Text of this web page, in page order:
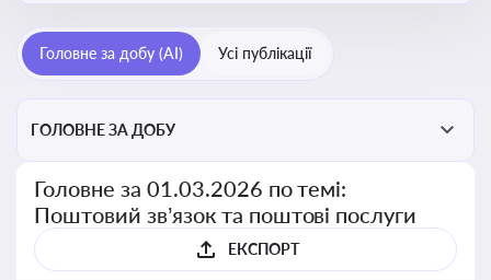
ліцензійних умов, участі в державних реєстрах і
забезпечення прав споживачів.
Головне за добу (AI) Усі публікації
ГОЛОВНЕ ЗА ДОБУ
Головне за 01.03.2026 по темі:
Поштовий зв’язок та поштові послуги
ЕКСПОРТ